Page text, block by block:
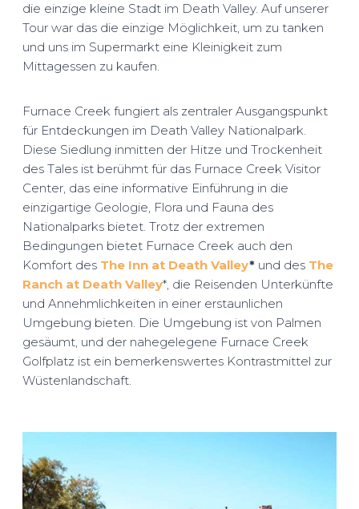
die einzige kleine Stadt im Death Valley. Auf unserer
Tour war das die einzige Möglichkeit, um zu tanken
und uns im Supermarkt eine Kleinigkeit zum
Mittagessen zu kaufen.
Furnace Creek fungiert als zentraler Ausgangspunkt
für Entdeckungen im Death Valley Nationalpark.
Diese Siedlung inmitten der Hitze und Trockenheit
des Tales ist berühmt für das Furnace Creek Visitor
Center, das eine informative Einführung in die
einzigartige Geologie, Flora und Fauna des
Nationalparks bietet. Trotz der extremen
Bedingungen bietet Furnace Creek auch den
Komfort des The Inn at Death Valley* und des The
Ranch at Death Valley*, die Reisenden Unterkünfte
und Annehmlichkeiten in einer erstaunlichen
Umgebung bieten. Die Umgebung ist von Palmen
gesäumt, und der nahegelegene Furnace Creek
Golfplatz ist ein bemerkenswertes Kontrastmittel zur
Wüstenlandschaft.